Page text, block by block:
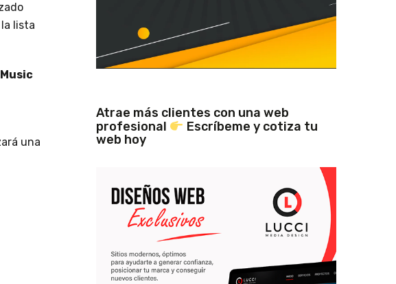
lista
una
Atrae más clientes con una web
profesional
Escríbeme y cotiza tu
web hoy